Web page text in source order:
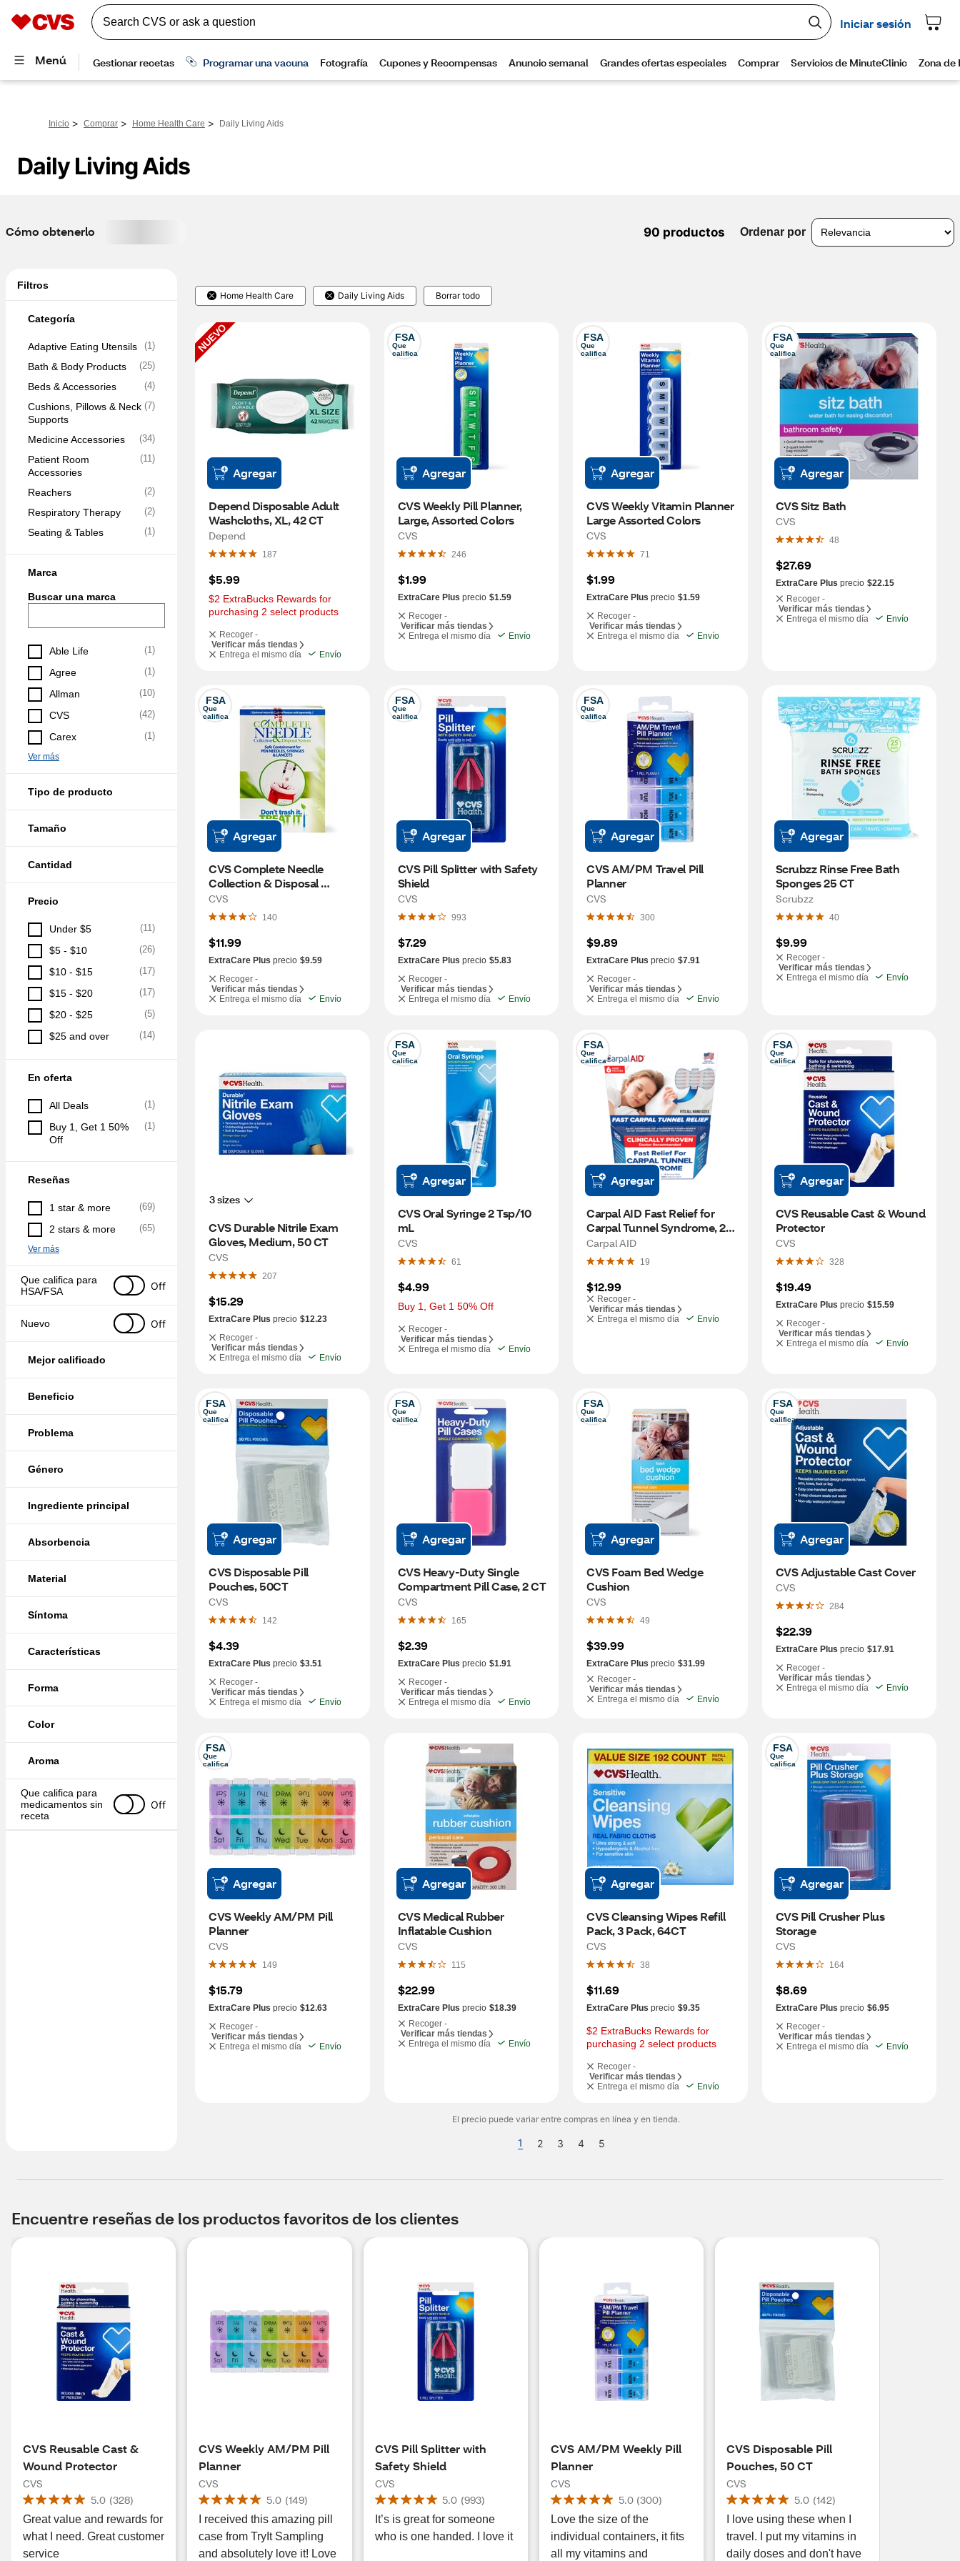
Inicio > Comprar > Home Health Care > Daily Living Aids
Daily Living Aids
Cómo obtenerlo 90 productos Ordenar por
Filtros
Categoría
Adaptive Eating Utensils (1)
Bath & Body Products (25)
Beds & Accessories (4)
Cushions, Pillows & Neck
Supports
(7)
Medicine Accessories (34)
Patient Room
Accessories
(11)
Reachers (2)
Respiratory Therapy (2)
Seating & Tables (1)
Marca
Buscar una marca
Able Life (1)
Agree (1)
Allman (10)
CVS (42)
Carex (1)
Ver más
Tipo de producto
Tamaño
Cantidad
Precio
Under $5 (11)
$5 - $10 (26)
$10 - $15 (17)
$15 - $20 (17)
$20 - $25 (5)
$25 and over (14)
En oferta
All Deals (1)
Buy 1, Get 1 50%
Off
(1)
Reseñas
1 star & more (69)
2 stars & more (65)
Ver más
Que califica para
HSA/FSA
Off
Nuevo Off
Mejor calificado
Beneficio
Problema
Género
Ingrediente principal
Absorbencia
Material
Síntoma
Características
Forma
Color
Aroma
Que califica para
medicamentos sin
receta
Off
Home Health Care Daily Living Aids Borrar todo
NUEVO
Agregar
Depend Disposable Adult
Washcloths, XL, 42 CT
Depend
187
$5.99
$2 ExtraBucks Rewards for
purchasing 2 select products
Recoger -
Verificar más tiendas
Entrega el mismo día
Envío
FSA
Que
califica
Agregar
CVS Weekly Pill Planner,
Large, Assorted Colors
CVS
246
$1.99
ExtraCare Plus precio $1.59
Recoger -
Verificar más tiendas
Entrega el mismo día
Envío
FSA
Que
califica
Agregar
CVS Weekly Vitamin Planner
Large Assorted Colors
CVS
71
$1.99
ExtraCare Plus precio $1.59
Recoger -
Verificar más tiendas
Entrega el mismo día
Envío
FSA
Que
califica
Agregar
CVS Sitz Bath
CVS
48
$27.69
ExtraCare Plus precio $22.15
Recoger -
Verificar más tiendas
Entrega el mismo día
Envío
FSA
Que
califica
Agregar
CVS Complete Needle
Collection & Disposal
System
CVS
140
$11.99
ExtraCare Plus precio $9.59
Recoger -
Verificar más tiendas
Entrega el mismo día
Envío
FSA
Que
califica
Agregar
CVS Pill Splitter with Safety
Shield
CVS
993
$7.29
ExtraCare Plus precio $5.83
Recoger -
Verificar más tiendas
Entrega el mismo día
Envío
FSA
Que
califica
Agregar
CVS AM/PM Travel Pill
Planner
CVS
300
$9.89
ExtraCare Plus precio $7.91
Recoger -
Verificar más tiendas
Entrega el mismo día
Envío
Agregar
Scrubzz Rinse Free Bath
Sponges 25 CT
Scrubzz
40
$9.99
Recoger -
Verificar más tiendas
Entrega el mismo día
Envío
3 sizes
CVS Durable Nitrile Exam
Gloves, Medium, 50 CT
CVS
207
$15.29
ExtraCare Plus precio $12.23
Recoger -
Verificar más tiendas
Entrega el mismo día
Envío
FSA
Que
califica
Agregar
CVS Oral Syringe 2 Tsp/10
mL
CVS
61
$4.99
Buy 1, Get 1 50% Off
Recoger -
Verificar más tiendas
Entrega el mismo día
Envío
FSA
Que
califica
Agregar
Carpal AID Fast Relief for
Carpal Tunnel Syndrome, 2
OZ
Carpal AID
19
$12.99
Recoger -
Verificar más tiendas
Entrega el mismo día
Envío
FSA
Que
califica
Agregar
CVS Reusable Cast & Wound
Protector
CVS
328
$19.49
ExtraCare Plus precio $15.59
Recoger -
Verificar más tiendas
Entrega el mismo día
Envío
FSA
Que
califica
Agregar
CVS Disposable Pill
Pouches, 50CT
CVS
142
$4.39
ExtraCare Plus precio $3.51
Recoger -
Verificar más tiendas
Entrega el mismo día
Envío
FSA
Que
califica
Agregar
CVS Heavy-Duty Single
Compartment Pill Case, 2 CT
CVS
165
$2.39
ExtraCare Plus precio $1.91
Recoger -
Verificar más tiendas
Entrega el mismo día
Envío
FSA
Que
califica
Agregar
CVS Foam Bed Wedge
Cushion
CVS
49
$39.99
ExtraCare Plus precio $31.99
Recoger -
Verificar más tiendas
Entrega el mismo día
Envío
FSA
Que
califica
Agregar
CVS Adjustable Cast Cover
CVS
284
$22.39
ExtraCare Plus precio $17.91
Recoger -
Verificar más tiendas
Entrega el mismo día
Envío
FSA
Que
califica
Agregar
CVS Weekly AM/PM Pill
Planner
CVS
149
$15.79
ExtraCare Plus precio $12.63
Recoger -
Verificar más tiendas
Entrega el mismo día
Envío
Agregar
CVS Medical Rubber
Inflatable Cushion
CVS
115
$22.99
ExtraCare Plus precio $18.39
Recoger -
Verificar más tiendas
Entrega el mismo día
Envío
Agregar
CVS Cleansing Wipes Refill
Pack, 3 Pack, 64CT
CVS
38
$11.69
ExtraCare Plus precio $9.35
$2 ExtraBucks Rewards for
purchasing 2 select products
Recoger -
Verificar más tiendas
Entrega el mismo día
Envío
FSA
Que
califica
Agregar
CVS Pill Crusher Plus
Storage
CVS
164
$8.69
ExtraCare Plus precio $6.95
Recoger -
Verificar más tiendas
Entrega el mismo día
Envío
El precio puede variar entre compras en línea y en tienda.
1 2 3 4 5
Encuentre reseñas de los productos favoritos de los clientes
CVS Reusable Cast &
Wound Protector
CVS
5.0 (328)
Great value and rewards for
what I need. Great customer
service
CVS Weekly AM/PM Pill
Planner
CVS
5.0 (149)
I received this amazing pill
case from TryIt Sampling
and absolutely love it! Love
CVS Pill Splitter with
Safety Shield
CVS
5.0 (993)
It’s is great for someone
who is one handed. I love it
CVS AM/PM Weekly Pill
Planner
CVS
5.0 (300)
Love the size of the
individual containers, it fits
all my vitamins and
CVS Disposable Pill
Pouches, 50 CT
CVS
5.0 (142)
I love using these when I
travel. I put my vitamins in
daily doses and don't have